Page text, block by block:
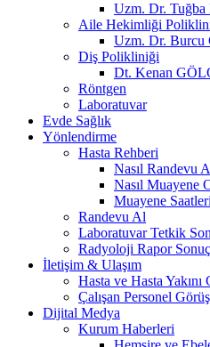
Uzm. Dr.
Aile Hekimliği
Uzm. Dr. Burcu
Diş Polikliniği
Dt. Kenan
Röntgen
Laboratuvar
Evde Sağlık
Yönlendirme
Hasta Rehberi
Nasıl Randevu
Nasıl Muayene
Muayene Saatleri
Randevu Al
Laboratuvar Tetkik
Radyoloji Rapor
İletişim & Ulaşım
Hasta ve Hasta
Çalışan Personel
Dijital Medya
Kurum Haberleri